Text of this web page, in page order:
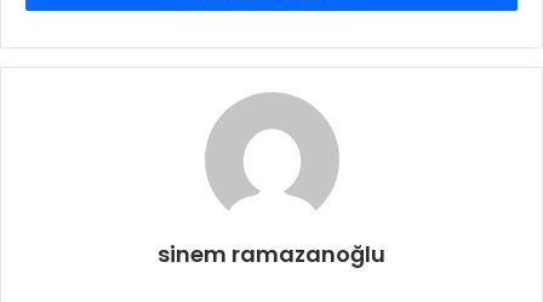
olumlu etkilerini göz ardı etmemelisiniz. Araştırmalar,
yeterli su içmenin metabolizmayı hızlandırarak daha fazla
Bunun nedeni, vücudun suyu enerji üretimi için kullanması
ve bu süreç sırasında kalorilerin yakılmasıdır.
İştahı Düzenler
Diyet sırasında açlık hissini kontrol etmek son derece
sinem ramazanoğlu